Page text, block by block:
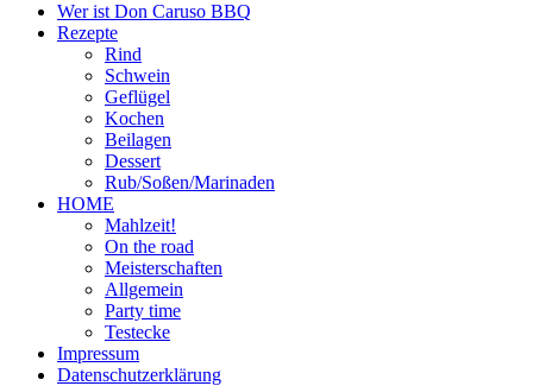
Wer ist Don Caruso BBQ
Rezepte
Rind
Schwein
Geflügel
Kochen
Beilagen
Dessert
Rub/Soßen/Marinaden
HOME
Mahlzeit!
On the road
Meisterschaften
Allgemein
Party time
Testecke
Impressum
Datenschutzerklärung